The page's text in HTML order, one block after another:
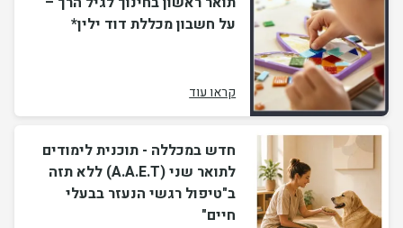
על חשבון מכללת דוד ילין*
קראו עוד
חדש במכללה - תוכנית לימודים
לתואר שני (A.A.E.T) ללא תזה
ב"טיפול רגשי הנעזר בבעלי
חיים"